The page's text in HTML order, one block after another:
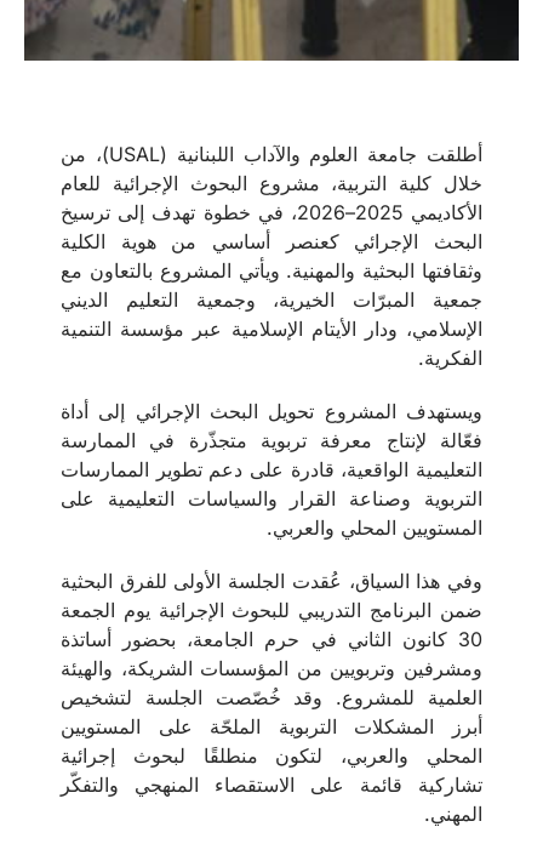
أطلقت جامعة العلوم والآداب اللبنانية (USAL)، من
خلال كلية التربية، مشروع البحوث الإجرائية للعام
الأكاديمي 2025–2026، في خطوة تهدف إلى ترسيخ
البحث الإجرائي كعنصر أساسي من هوية الكلية
وثقافتها البحثية والمهنية. ويأتي المشروع بالتعاون مع
جمعية المبرّات الخيرية، وجمعية التعليم الديني
الإسلامي، ودار الأيتام الإسلامية عبر مؤسسة التنمية
الفكرية.
ويستهدف المشروع تحويل البحث الإجرائي إلى أداة
فعّالة لإنتاج معرفة تربوية متجذّرة في الممارسة
التعليمية الواقعية، قادرة على دعم تطوير الممارسات
التربوية وصناعة القرار والسياسات التعليمية على
المستويين المحلي والعربي.
وفي هذا السياق، عُقدت الجلسة الأولى للفرق البحثية
ضمن البرنامج التدريبي للبحوث الإجرائية يوم الجمعة
30 كانون الثاني في حرم الجامعة، بحضور أساتذة
ومشرفين وتربويين من المؤسسات الشريكة، والهيئة
العلمية للمشروع. وقد خُصّصت الجلسة لتشخيص
أبرز المشكلات التربوية الملحّة على المستويين
المحلي والعربي، لتكون منطلقًا لبحوث إجرائية
تشاركية قائمة على الاستقصاء المنهجي والتفكّر
المهني.